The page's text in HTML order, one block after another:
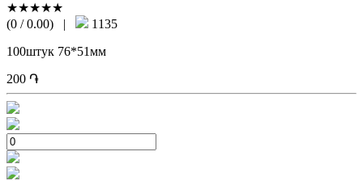
★★★★★
(0 / 0.00) |
1135
100штук 76*51мм
200 ֏